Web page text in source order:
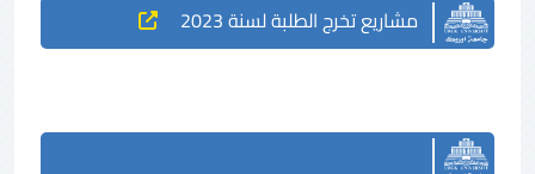
مشاريع تخرج الطلبة لسنة 2023